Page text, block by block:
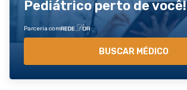
Pediátrico perto de você!
Parceria com
BUSCAR MÉDICO